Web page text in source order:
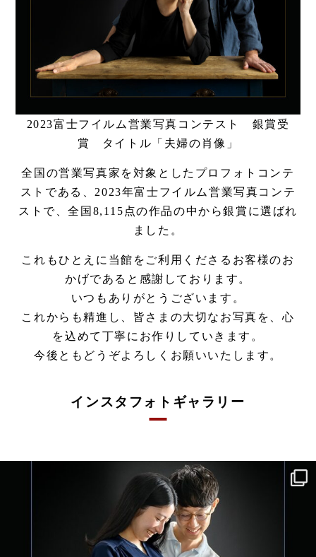
2023富士フイルム営業写真コンテスト 銀賞受
賞 タイトル「夫婦の肖像」
全国の営業写真家を対象としたプロフォトコンテ
ストである、2023年富士フイルム営業写真コンテ
ストで、全国8,115点の作品の中から銀賞に選ばれ
ました。
これもひとえに当館をご利用くださるお客様のお
かげであると感謝しております。
いつもありがとうございます。
これからも精進し、皆さまの大切なお写真を、心
を込めて丁寧にお作りしていきます。
今後ともどうぞよろしくお願いいたします。
インスタフォトギャラリー